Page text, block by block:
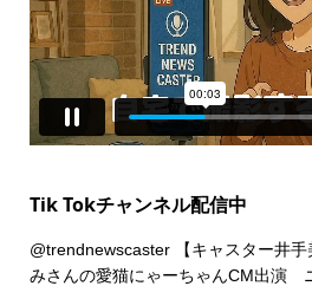
Tik Tokチャンネル配信中
@trendnewscaster【キャスター井手
みさんの愛猫にゃーちゃんCM出演